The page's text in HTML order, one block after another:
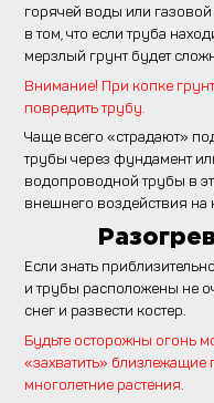
горячей воды или газовой
в том, что если труба
мерзлый грунт будет
Внимание! При копке
повредить трубу.
Чаще всего «страдают»
трубы через фундамент
водопроводной трубы в
внешнего воздействия на
Если знать
и трубы расположены не
снег и развести костер.
Будьте осторожны огонь
«захватить» близлежащие
многолетние растения.